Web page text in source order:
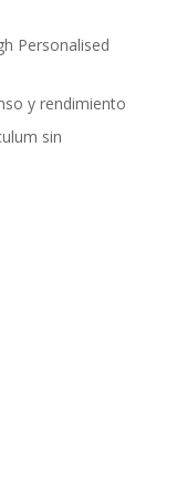
Personalised
y rendimiento
sin